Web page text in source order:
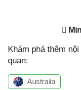
Khám phá thêm
quan:
Australia